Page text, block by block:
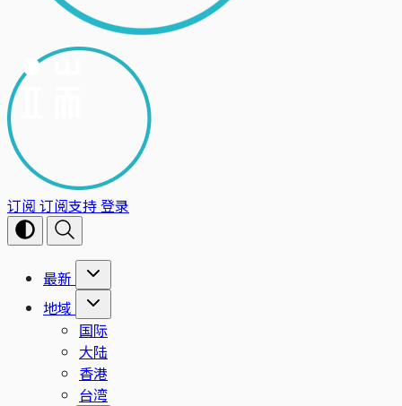
订阅 订阅支持登录
最新
地域
国际
大陆
香港
台湾